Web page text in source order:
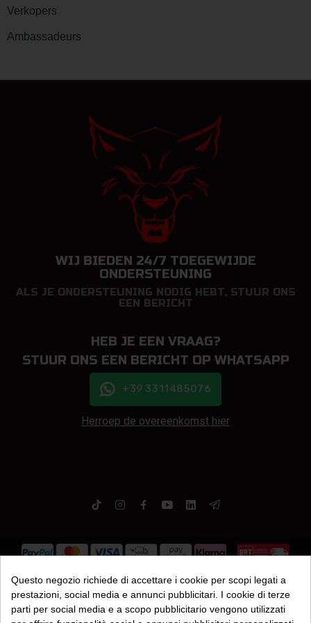
Verkopers
Ambassadeurs
WIJ BIEDEN 24/7 TOEGEWIJDE
ONDERSTEUNING
ALS JE ONDERSTEUNING NODIG HEBT, STUUR ONS
EEN BERICHT
HEB JE EEN VRAAG?
STUUR ONS EEN BERICHT OP WHATSAPP
+39 3311485076
Herroep de overeenkomst hier
Globax Nutrition SRL | COE: 28629 | Inschrijving in het E-commerce Register
nr. 725
Statutaire zetel: Via IV Giugno 81, Serravalle, 47899, San Marino
Questo negozio richiede di accettare i cookie per scopi legati a
prestazioni, social media e annunci pubblicitari. I cookie di terze
parti per social media e a scopo pubblicitario vengono utilizzati